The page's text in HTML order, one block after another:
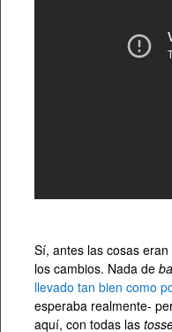
Sí, antes las cosas
los cambios. Nada de
llevado tan bien como
esperaba realmente-
aquí, con todas las